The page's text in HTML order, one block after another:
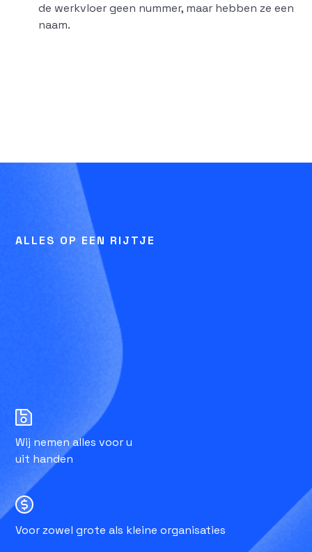
de werkvloer geen nummer, maar hebben ze een
naam.
ALLES OP EEN RIJTJE
Wij nemen alles voor u
uit handen
Voor zowel grote als kleine organisaties